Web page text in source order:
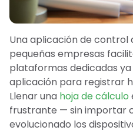
Una aplicación de control
pequeñas empresas
plataformas dedicadas
aplicación para registrar
Llenar una hoja de cálculo
frustrante — sin importar
evolucionado los